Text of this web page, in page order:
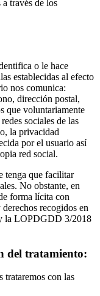
través de los
o le hace
establecidas al efecto
nos comunica:
dirección postal,
que voluntariamente
sociales de las
la privacidad
por el usuario así
red social.
tenga que facilitar
No obstante, en
forma lícita con
recogidos en
la LOPDGDD 3/2018
del tratamiento:
trataremos con las